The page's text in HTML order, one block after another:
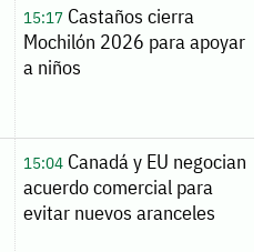
15:17Castaños cierra
Mochilón 2026 para apoyar
a niños
15:04Canadá y EU negocian
acuerdo comercial para
evitar nuevos aranceles